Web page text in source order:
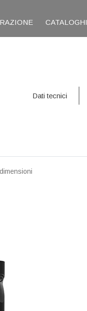
CATALOGHI
Dati tecnici
dimensioni